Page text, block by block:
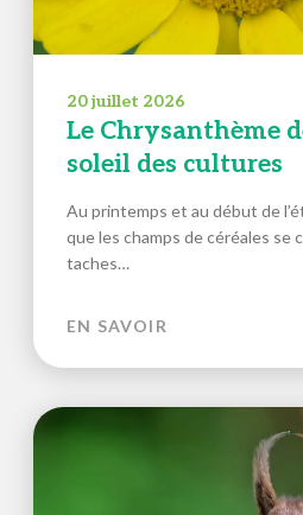
20 juillet 2026
Le Chrysanthème
soleil des cultures
Au printemps et au début de
que les champs de céréales se
taches…
EN SAVOIR